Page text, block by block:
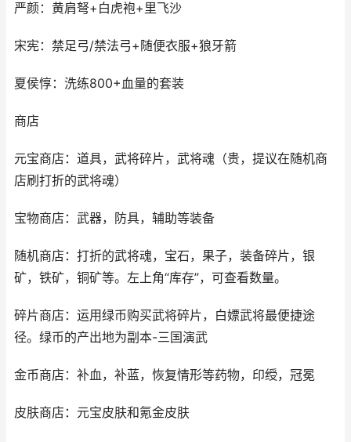
严颜：黄肩弩+白虎袍+里飞沙
宋宪：禁足弓/禁法弓+随便衣服+狼牙箭
夏侯惇：洗练800+血量的套装
商店
元宝商店：道具，武将碎片，武将魂（贵，提议在随机商
店刷打折的武将魂）
宝物商店：武器，防具，辅助等装备
随机商店：打折的武将魂，宝石，果子，装备碎片，银
矿，铁矿，铜矿等。左上角“库存”，可查看数量。
碎片商店：运用绿币购买武将碎片，白嫖武将最便捷途
径。绿币的产出地为副本-三国演武
金币商店：补血，补蓝，恢复情形等药物，印绶，冠冕
皮肤商店：元宝皮肤和氪金皮肤